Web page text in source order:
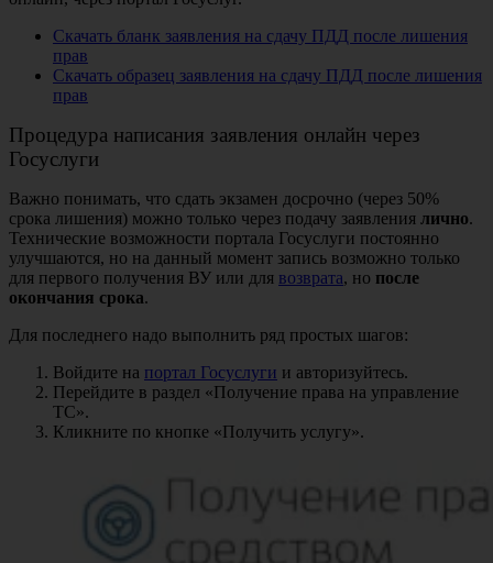
Скачать бланк заявления на сдачу ПДД после лишения
прав
Скачать образец заявления на сдачу ПДД после лишения
прав
Процедура написания заявления онлайн через
Госуслуги
Важно понимать, что сдать экзамен досрочно (через 50%
срока лишения) можно только через подачу заявления лично.
Технические возможности портала Госуслуги постоянно
улучшаются, но на данный момент запись возможно только
для первого получения ВУ или для возврата, но после
окончания срока.
Для последнего надо выполнить ряд простых шагов:
Войдите на портал Госуслуги и авторизуйтесь.
Перейдите в раздел «Получение права на управление
ТС».
Кликните по кнопке «Получить услугу».